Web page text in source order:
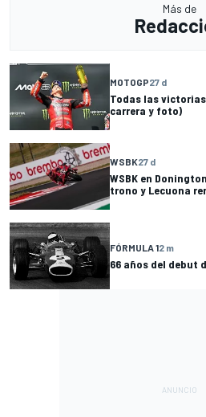
Más de
MOTOGP27 d
Todas las victorias
carrera y foto)
WSBK27 d
WSBK en
trono y Lecuona
FÓRMULA 12 m
66 años del debut